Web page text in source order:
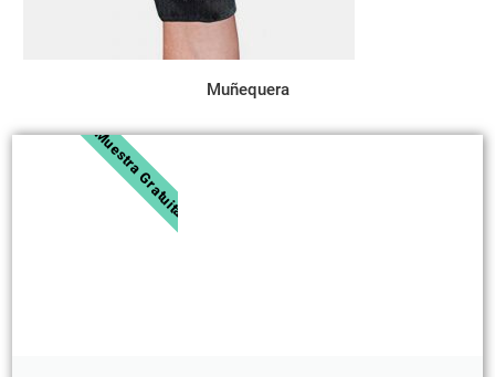
Muñequera
Muestra Gratuita